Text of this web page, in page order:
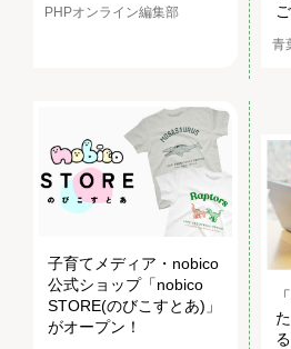
PHPオンライン編集部
青
子育てメディア・nobico
公式ショップ「nobico
STORE(のびこすとあ)」
がオープン！
る